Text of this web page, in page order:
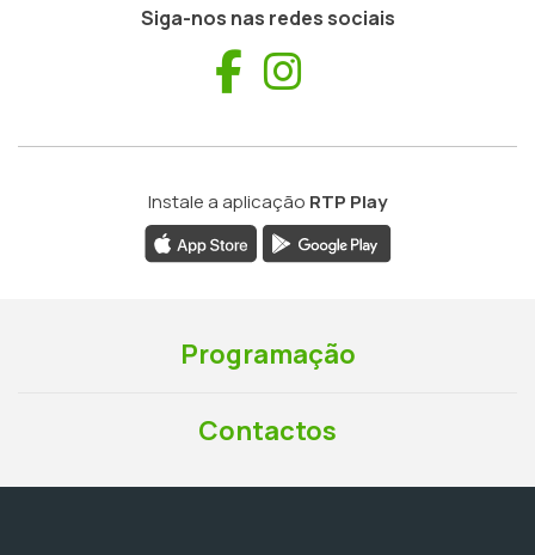
Siga-nos nas redes sociais
Facebook
Instale a aplicação RTP Play
Programação
Contactos